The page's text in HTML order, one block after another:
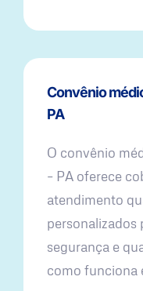
Convênio
PA
O convênio
– PA oferece
atendimento
personalizados
segurança e
como funciona